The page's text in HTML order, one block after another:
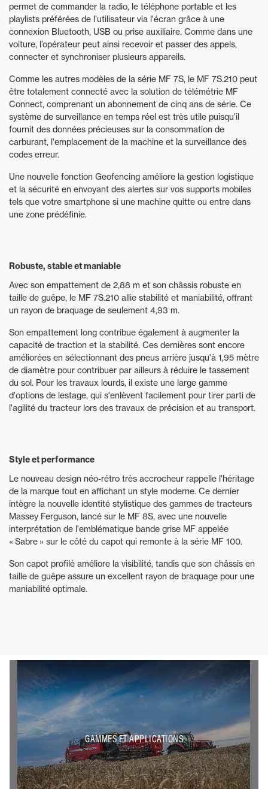
permet de commander la radio, le téléphone portable et les
playlists préférées de l’utilisateur via l'écran grâce à une
connexion Bluetooth, USB ou prise auxiliaire. Comme dans une
voiture, l’opérateur peut ainsi recevoir et passer des appels,
connecter et synchroniser plusieurs appareils.
Comme les autres modèles de la série MF 7S, le MF 7S.210 peut
être totalement connecté avec la solution de télémétrie MF
Connect, comprenant un abonnement de cinq ans de série. Ce
système de surveillance en temps réel est très utile puisqu’il
fournit des données précieuses sur la consommation de
carburant, l'emplacement de la machine et la surveillance des
codes erreur.
Une nouvelle fonction Geofencing améliore la gestion logistique
et la sécurité en envoyant des alertes sur vos supports mobiles
tels que votre smartphone si une machine quitte ou entre dans
une zone prédéfinie.
Robuste, stable et maniable
Avec son empattement de 2,88 m et son châssis robuste en
taille de guêpe, le MF 7S.210 allie stabilité et maniabilité, offrant
un rayon de braquage de seulement 4,93 m.
Son empattement long contribue également à augmenter la
capacité de traction et la stabilité. Ces dernières sont encore
améliorées en sélectionnant des pneus arrière jusqu'à 1,95 mètre
de diamètre pour contribuer par ailleurs à réduire le tassement
du sol. Pour les travaux lourds, il existe une large gamme
d'options de lestage, qui s'enlèvent facilement pour tirer parti de
l'agilité du tracteur lors des travaux de précision et au transport.
Style et performance
Le nouveau design néo-rétro très accrocheur rappelle l'héritage
de la marque tout en affichant un style moderne. Ce dernier
intègre la nouvelle identité stylistique des gammes de tracteurs
Massey Ferguson, lancé sur le MF 8S, avec une nouvelle
interprétation de l'emblématique bande grise MF appelée
« Sabre » sur le côté du capot qui remonte à la série MF 100.
Son capot profilé améliore la visibilité, tandis que son châssis en
taille de guêpe assure un excellent rayon de braquage pour une
maniabilité optimale.
GAMMES ET APPLICATIONS